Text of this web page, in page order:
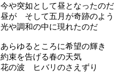
今や突如として昼となったのだ
昼が そして五月が奇跡のよ
光や調和の中に現れたのだ
あらゆるところに希望の輝き
約束を告げる春の天気
花の波 ヒバリのさえずり